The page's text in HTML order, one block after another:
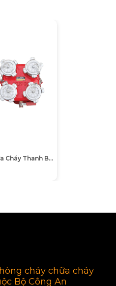
Việt Nam (Sản xuất
24 tháng kể từ ngày
Thực Tế
như: Khu chung cư, tòa
Trụ Nước BQP?
không đạt chuẩn có
được cam kết chất lượng
Họng Tiếp Nước Chữa Cháy Thanh Bình (2 Cửa & 4 Cửa) - Chuẩn TCVN 5739:2023
cháy chữa cháy
Bộ Công An